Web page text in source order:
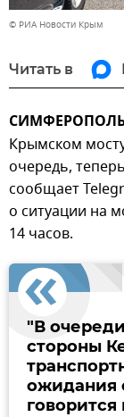
© РИА Новости Крым
Читать в
Крымском
очередь,
сообщает
о ситуации на
14 часов.
"В
стороны
ожидания